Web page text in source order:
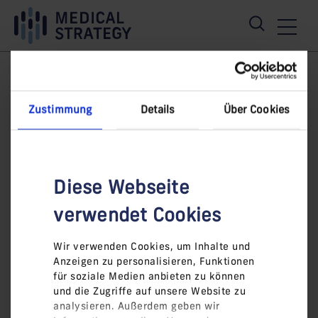
Zustimmung Details Über Cookies
Diese Webseite
verwendet Cookies
Wir verwenden Cookies, um Inhalte und
Anzeigen zu personalisieren, Funktionen
für soziale Medien anbieten zu können
und die Zugriffe auf unsere Website zu
analysieren. Außerdem geben wir
Skip
Links
Content
Area
Main
Navigation
Tischgespräche - Thema
akzeptieren Sie die Marketing-
Cookies,um dieses Video anzuzeigen.